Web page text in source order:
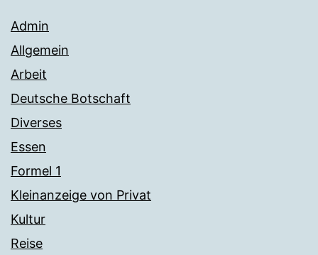
Admin
Allgemein
Arbeit
Deutsche Botschaft
Diverses
Essen
Formel 1
Kleinanzeige von Privat
Kultur
Reise